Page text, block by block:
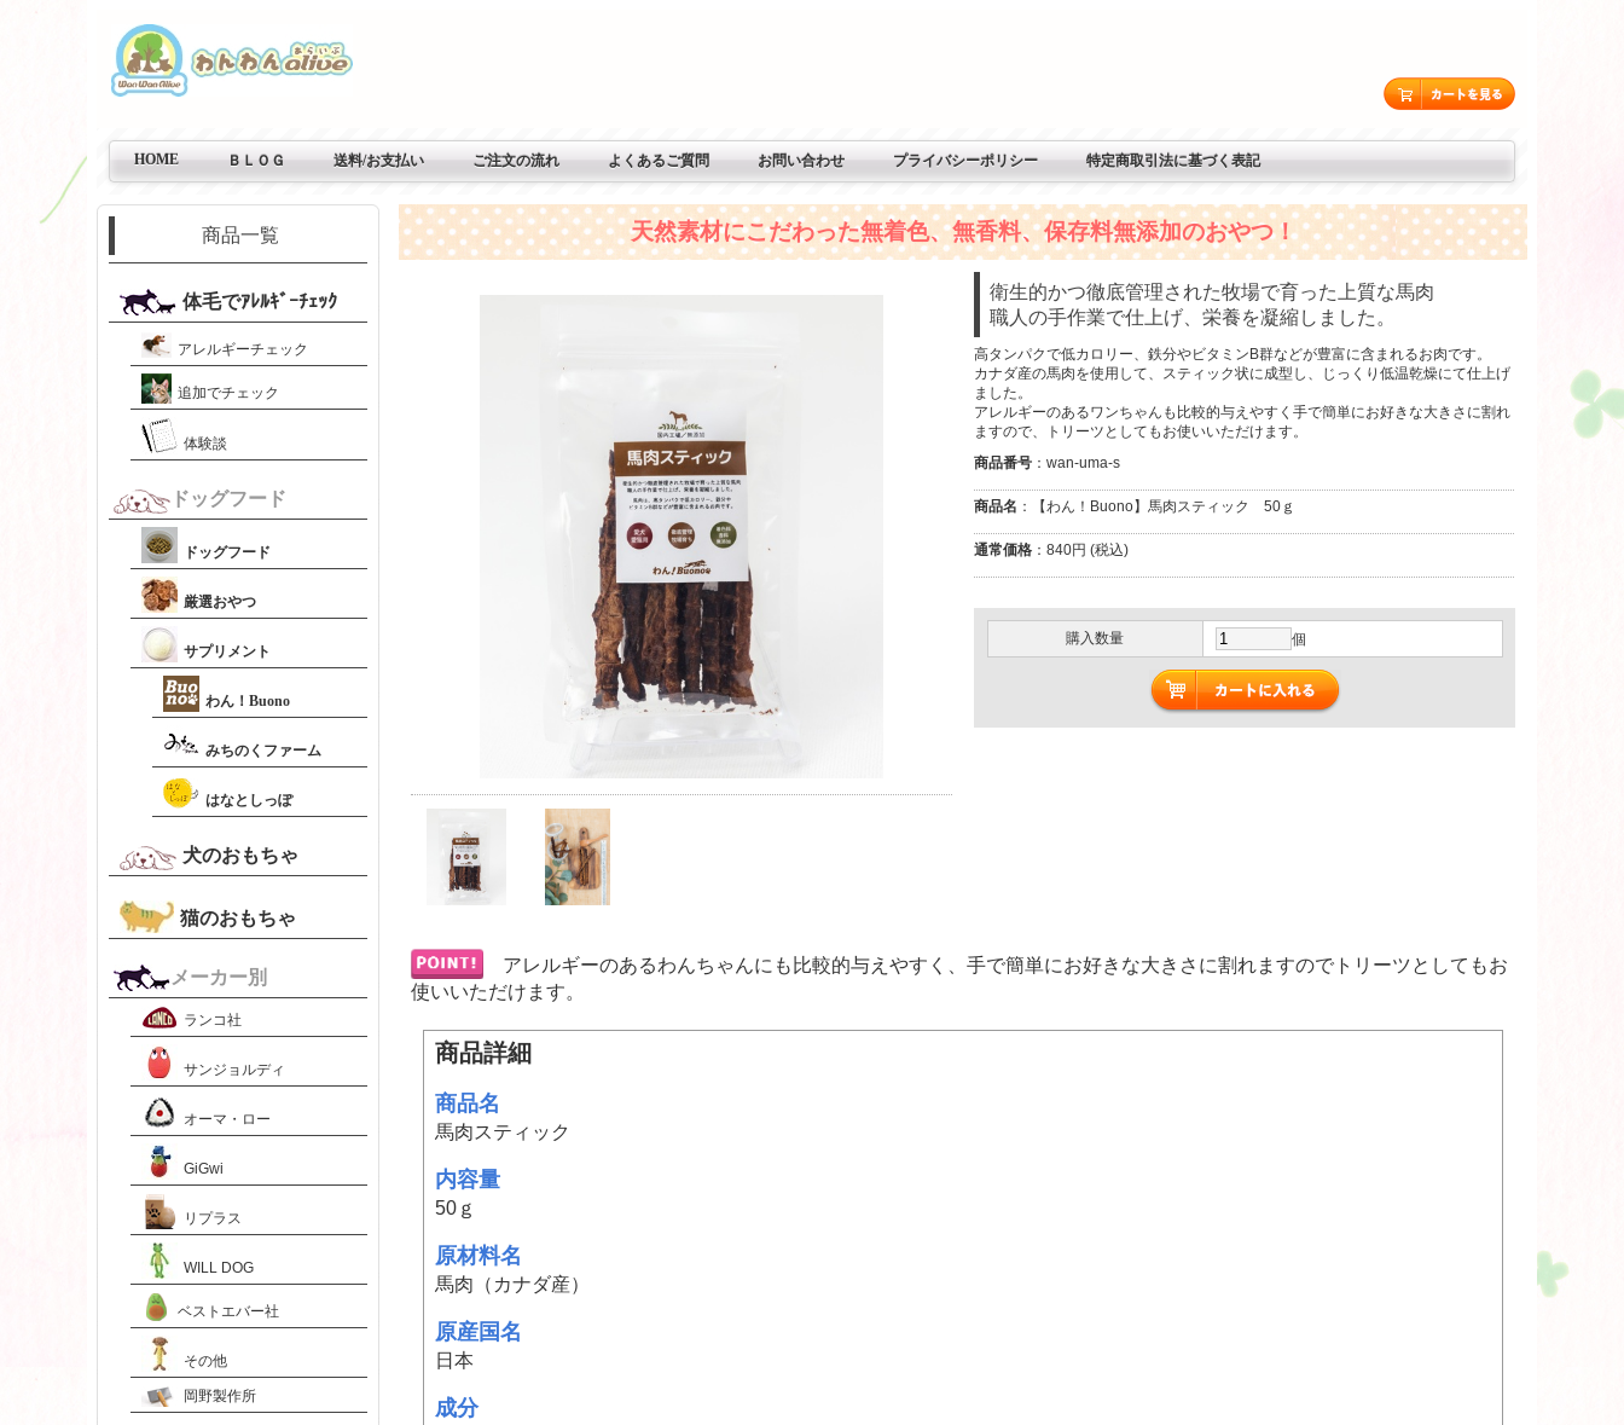
HOME ＢＬＯＧ 送料/お支払い ご注文の流れ よくあるご質問 お問い合わせ プライバシーポリシー 特定商取引法に基づく表記
天然素材にこだわった無着色、無香料、保存料無添加のおやつ！
衛生的かつ徹底管理された牧場で育った上質な馬肉
職人の手作業で仕上げ、栄養を凝縮しました。
高タンパクで低カロリー、鉄分やビタミンB群などが豊富に含まれるお肉です。
カナダ産の馬肉を使用して、スティック状に成型し、じっくり低温乾燥にて仕上げ
ました。
アレルギーのあるワンちゃんも比較的与えやすく手で簡単にお好きな大きさに割れ
ますので、トリーツとしてもお使いいただけます。
商品番号 ：wan-uma-s
商品名 ：【わん！Buono】馬肉スティック 50ｇ
通常価格 ：840円 (税込)
購入数量 個
アレルギーのあるわんちゃんにも比較的与えやすく、手で簡単にお好きな大きさに割れますのでトリーツとしてもお
使いいただけます。
商品詳細
商品名
馬肉スティック
内容量
50ｇ
原材料名
馬肉（カナダ産）
原産国名
日本
成分
商品一覧
体毛でｱﾚﾙｷﾞｰﾁｪｯｸ
アレルギーチェック
追加でチェック
体験談
ドッグフード
ドッグフード
厳選おやつ
サプリメント
わん！Buono
みちのくファーム
はなとしっぽ
犬のおもちゃ
猫のおもちゃ
メーカー別
ランコ社
サンジョルディ
オーマ・ロー
GiGwi
リプラス
WILL DOG
ベストエバー社
その他
岡野製作所